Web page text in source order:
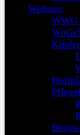
Wohnen
WWG